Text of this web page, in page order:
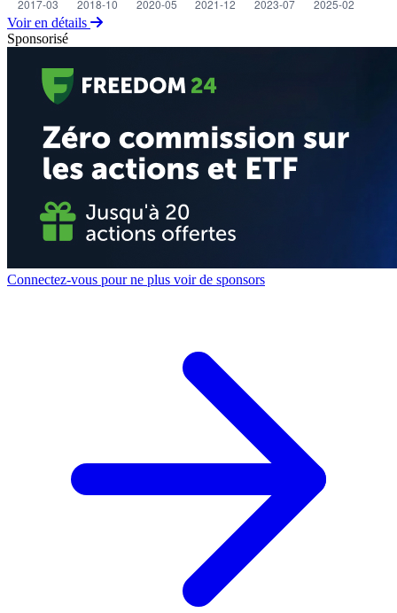
Voir en détails
Sponsorisé
Connectez-vous pour ne plus voir de sponsors